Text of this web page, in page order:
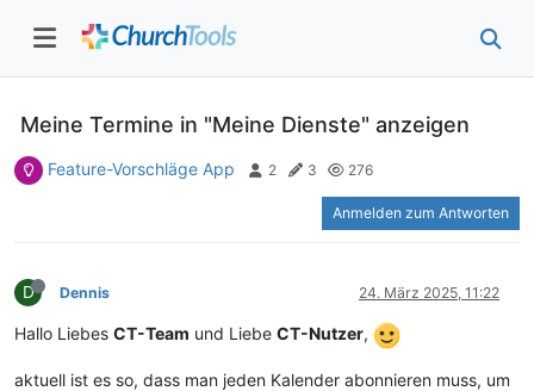
Meine Termine in "Meine Dienste" anzeigen
Feature-Vorschläge App 2 3 276
Anmelden zum Antworten
D Dennis 24. März 2025, 11:22
Hallo Liebes CT-Team und Liebe CT-Nutzer,
aktuell ist es so, dass man jeden Kalender abonnieren muss, um